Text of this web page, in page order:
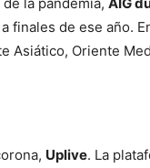
finales de ese año.
Asiático, Oriente
Uplive. La